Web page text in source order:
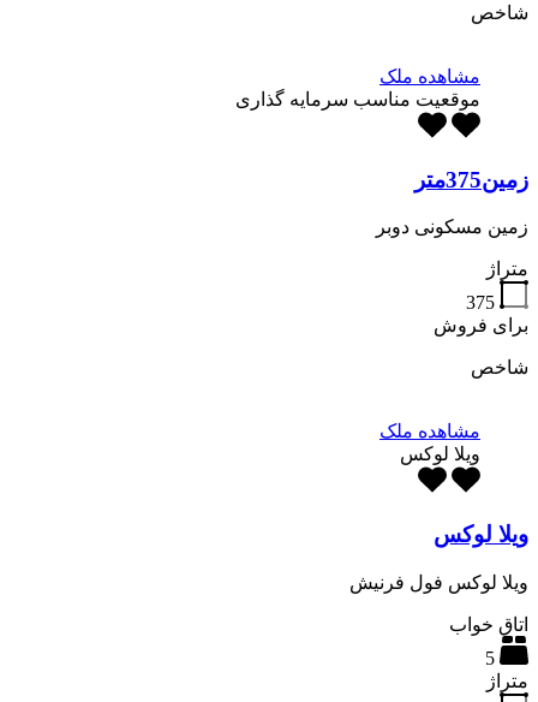
شاخص
مشاهده ملک
موقعیت مناسب سرمایه گذاری
زمین375متر
زمین مسکونی دوبر
متراژ
375
برای فروش
شاخص
مشاهده ملک
ویلا لوکس
ویلا لوکس
ویلا لوکس فول فرنیش
اتاق خواب
5
متراژ